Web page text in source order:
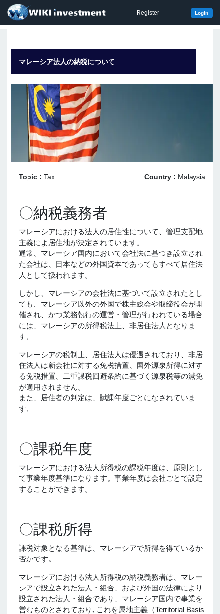
Register Login
マレーシア法人の納税について
Topic : Tax Country : Malaysia
〇納税義務者
マレーシアにおける法人の居住性について、管理支配地
主義によ居住地が決定されています。
通常、マレーシア国内において会社法に基づき設立され
た会社は、日本などの外国資本であってもすべて居住法
人として扱われます。
しかし、マレーシアの会社法に基づいて設立されたとし
ても、マレーシア以外の外国で株主総会や取締役会が開
催され、かつ業務執行の運営・管理が行われている場合
には、マレーシアの所得税法上、非居住法人となりま
す。
マレーシアの税制上、居住法人は優遇されており、非居
住法人は新会社に対する免税措置、国外源泉所得に対す
る免税措置、二重課税回避条約に基づく源泉税等の減免
が適用されません。
また、居住者の判定は、賦課年度ごとになされていま
す。
〇課税年度
マレーシアにおける法人所得税の課税年度は、原則とし
て事業年度基準になります。事業年度は会社ごとで設定
することができます。
〇課税所得
課税対象となる基準は、マレーシアで所得を得ているか
否かです。
マレーシアにおける法人所得税の納税義務者は、マレー
シアで設立された法人・組合、および外国の法律により
設立された法人・組合であり、マレーシア国内で事業を
営むものとされており､これを属地主義（Territorial Basis